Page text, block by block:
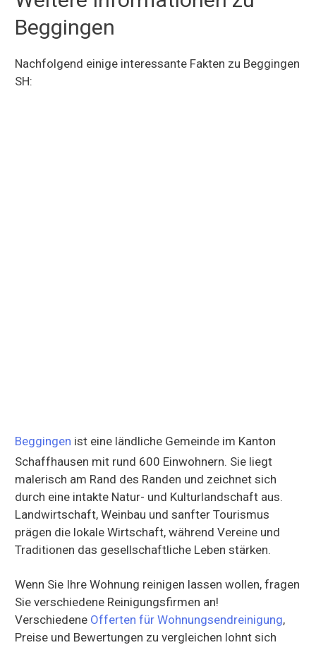
Beggingen
Nachfolgend einige interessante Fakten zu Beggingen
SH:
Beggingen ist eine ländliche Gemeinde im Kanton
Schaffhausen mit rund 600 Einwohnern. Sie liegt
malerisch am Rand des Randen und zeichnet sich
durch eine intakte Natur- und Kulturlandschaft aus.
Landwirtschaft, Weinbau und sanfter Tourismus
prägen die lokale Wirtschaft, während Vereine und
Traditionen das gesellschaftliche Leben stärken.
Wenn Sie Ihre Wohnung reinigen lassen wollen, fragen
Sie verschiedene Reinigungsfirmen an!
Verschiedene Offerten für Wohnungsendreinigung,
Preise und Bewertungen zu vergleichen lohnt sich